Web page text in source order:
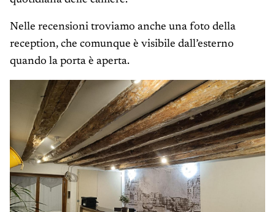
Nelle recensioni troviamo anche una foto della
reception, che comunque è visibile dall’esterno
quando la porta è aperta.